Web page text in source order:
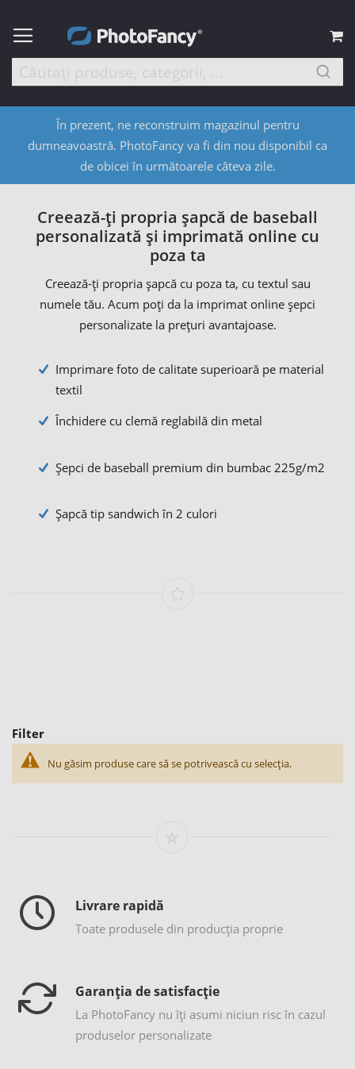
În prezent, ne reconstruim magazinul pentru
dumneavoastră. PhotoFancy va fi din nou disponibil ca
de obicei în următoarele câteva zile.
Creează-ţi propria şapcă de baseball
personalizată şi imprimată online cu
poza ta
Creează-ţi propria şapcă cu poza ta, cu textul sau
numele tău. Acum poţi da la imprimat online şepci
personalizate la preţuri avantajoase.
Imprimare foto de calitate superioară pe material
textil
Închidere cu clemă reglabilă din metal
Şepci de baseball premium din bumbac 225g/m2
Şapcă tip sandwich în 2 culori
Filter
Nu găsim produse care să se potrivească cu selecția.
Livrare rapidă
Toate produsele din producția proprie
Garanția de satisfacție
La PhotoFancy nu îţi asumi niciun risc în cazul
produselor personalizate